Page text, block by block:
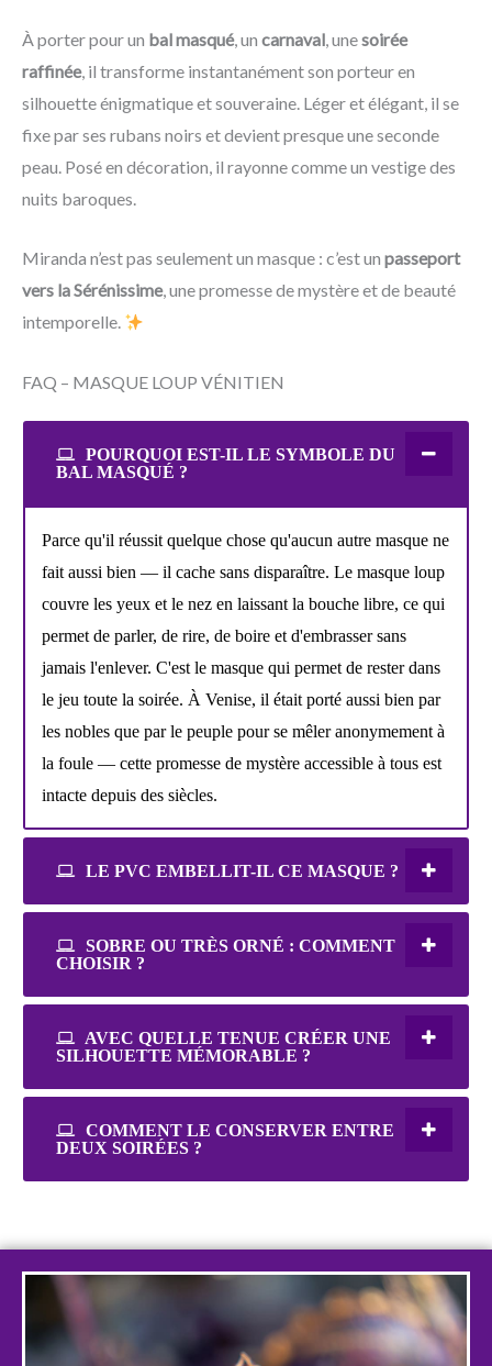
À porter pour un bal masqué, un carnaval , unesoirée
raffinée, il transforme instantanément son porteur en
silhouette énigmatique et souveraine. Léger et élégant, il se
fixe par ses rubans noirs et devient presque une seconde
peau. Posé en décoration, il rayonne comme un vestige des
nuits baroques.
Miranda n’est pas seulement un masque : c’est un passeport
vers la Sérénissime, une promesse de mystère et de beauté
intemporelle.
FAQ – MASQUE LOUP VÉNITIEN
POURQUOI EST-IL LE SYMBOLE DU
BAL MASQUÉ ?
Parce qu'il réussit quelque chose qu'aucun autre masque ne
fait aussi bien — il cache sans disparaître. Le masque loup
couvre les yeux et le nez en laissant la bouche libre, ce qui
permet de parler, de rire, de boire et d'embrasser sans
jamais l'enlever. C'est le masque qui permet de rester dans
le jeu toute la soirée. À Venise, il était porté aussi bien par
les nobles que par le peuple pour se mêler anonymement à
la foule — cette promesse de mystère accessible à tous est
intacte depuis des siècles.
LE PVC EMBELLIT-IL CE MASQUE ?
SOBRE OU TRÈS ORNÉ : COMMENT
CHOISIR ?
AVEC QUELLE TENUE CRÉER UNE
SILHOUETTE MÉMORABLE ?
COMMENT LE CONSERVER ENTRE
DEUX SOIRÉES ?